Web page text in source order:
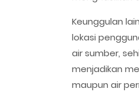
Keunggulan
lokasi
air sumber,
menjadikan
maupun air